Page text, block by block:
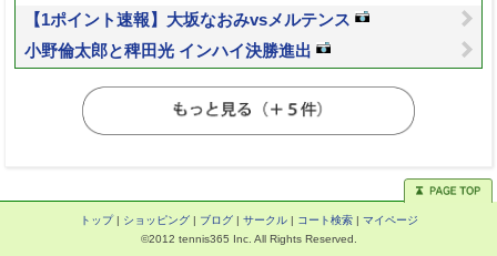
【1ポイント速報】大坂なおみvsメルテンス
小野倫太郎と稗田光 インハイ決勝進出
トップ| ショッピング| ブログ| サークル| コート検索| マイページ
©2012 tennis365 Inc. All Rights Reserved.